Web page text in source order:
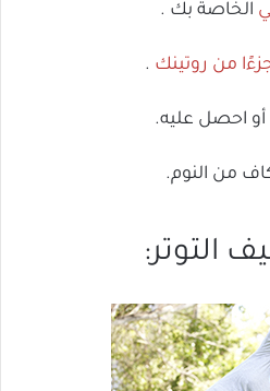
الخاصة بك .
من روتينك .
احصل عليه.
من النوم.
التوتر: